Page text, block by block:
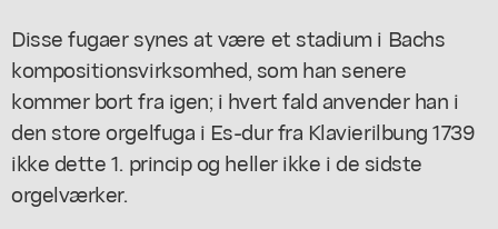
Disse fugaer synes at være et stadium i Bachs
kompositionsvirksomhed, som han senere
kommer bort fra igen; i hvert fald anvender han i
den store orgelfuga i Es-dur fra Klavierilbung 1739
ikke dette 1. princip og heller ikke i de sidste
orgelværker.